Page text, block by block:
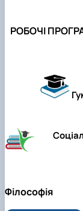
РОБОЧІ
Філософія